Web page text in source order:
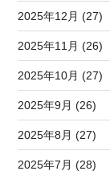
2025年12月 (27)
2025年11月 (26)
2025年10月 (27)
2025年9月 (26)
2025年8月 (27)
2025年7月 (28)